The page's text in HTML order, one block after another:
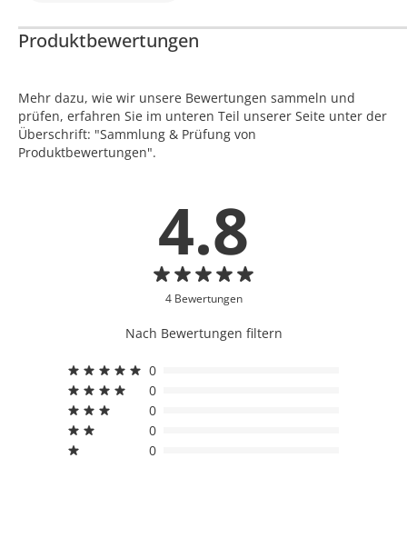
Produktbewertungen
Mehr dazu, wie wir unsere Bewertungen sammeln und
prüfen, erfahren Sie im unteren Teil unserer Seite unter der
Überschrift: "Sammlung & Prüfung von
Produktbewertungen".
4.8
4 Bewertungen
Nach Bewertungen filtern
0
0
0
0
0